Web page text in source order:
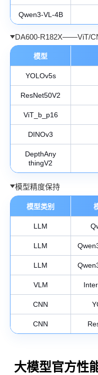
Qwen3-VL-4B
DA600-R182X——ViT/
模型
YOLOv5s
ResNet50V2
ViT_b_p16
DINOv3
DepthAny
thingV2
模型精度保持
模型类别
LLM
LLM
LLM
VLM
CNN
CNN
大模型官方